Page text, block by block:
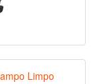
Limpo